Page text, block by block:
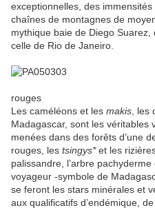
exceptionnelles, des
chaînes de montagnes de
mythique baie de Diego
celle de Rio de Janeiro.
Dans le
rouges
Les caméléons et les makis ,
Madagascar, sont les véritables
menées dans des forêts d’une
rouges, les tsingys*et les
palissandre, l’arbre
voyageur -symbole de
se feront les stars minérales et
aux qualificatifs d’endémique,